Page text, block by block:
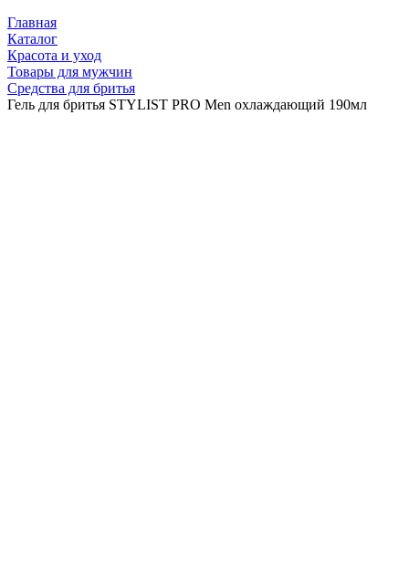
Главная
Каталог
Красота и уход
Товары для мужчин
Средства для бритья
Гель для бритья STYLIST PRO Men охлаждающий 190мл